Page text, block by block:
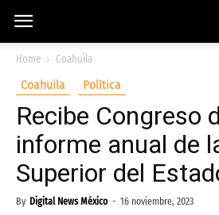
Home
Coahuila
Coahuila
Política
Recibe Congreso
informe anual de
Superior del
By Digital News México - 16 noviembre, 2023